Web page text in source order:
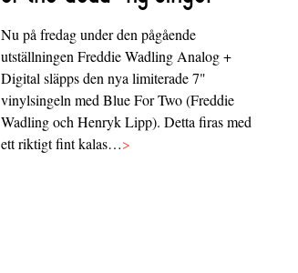
Nu på fredag under den pågående
utställningen Freddie Wadling Analog +
Digital släpps den nya limiterade 7"
vinylsingeln med Blue For Two (Freddie
Wadling och Henryk Lipp). Detta firas med
ett riktigt fint kalas…>